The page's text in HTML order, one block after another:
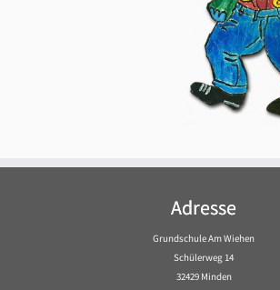
Adresse
Grundschule Am Wiehen
Schülerweg 14
32429 Minden